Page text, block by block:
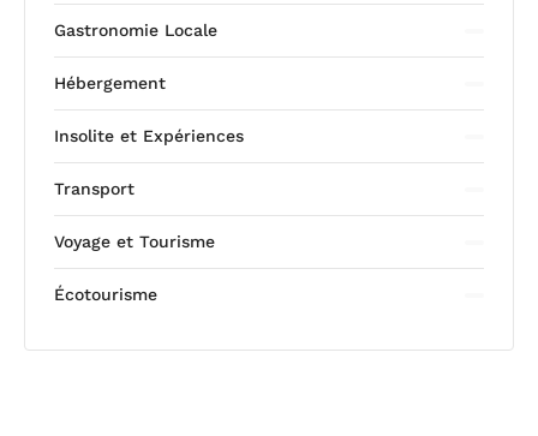
Gastronomie Locale
Hébergement
Insolite et Expériences
Transport
Voyage et Tourisme
Écotourisme